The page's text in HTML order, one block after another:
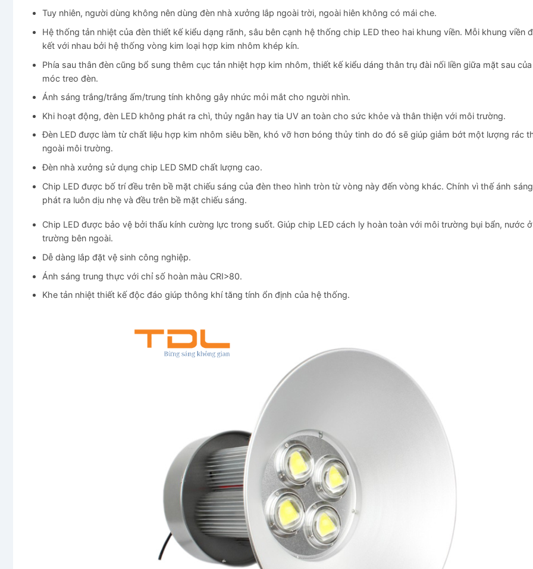
Tuy nhiên, người dùng không nên dùng đèn nhà xưởng lắp ngoài trời, ngoài hiên không có mái che.
Hệ thống tản nhiệt của đèn thiết kế kiểu dạng rãnh, sâu bên cạnh hệ thống chip LED theo hai khung viền. Mỗi khung viền
kết với nhau bởi hệ thống vòng kim loại hợp kim nhôm khép kín.
Phía sau thân đèn cũng bổ sung thêm cục tản nhiệt hợp kim nhôm, thiết kế kiểu dáng thân trụ đài nối liền giữa mặt sau
móc treo đèn.
Ánh sáng trắng/trắng ấm/trung tính không gây nhức mỏi mắt cho người nhìn.
Khi hoạt động, đèn LED không phát ra chì, thủy ngân hay tia UV an toàn cho sức khỏe và thân thiện với môi trường.
Đèn LED được làm từ chất liệu hợp kim nhôm siêu bền, khó vỡ hơn bóng thủy tinh do đó sẽ giúp giảm bớt một lượng rác
ngoài môi trường.
Đèn nhà xưởng sử dụng chip LED SMD chất lượng cao.
Chip LED được bố trí đều trên bề mặt chiếu sáng của đèn theo hình tròn từ vòng này đến vòng khác. Chính vì thế ánh
phát ra luôn dịu nhẹ và đều trên bề mặt chiếu sáng.
Chip LED được bảo vệ bởi thấu kính cường lực trong suốt. Giúp chip LED cách ly hoàn toàn với môi trường bụi bẩn, nước
trường bên ngoài.
Dễ dàng lắp đặt vệ sinh công nghiệp.
Ánh sáng trung thực với chỉ số hoàn màu CRI>80.
Khe tản nhiệt thiết kế độc đáo giúp thông khí tăng tính ổn định của hệ thống.